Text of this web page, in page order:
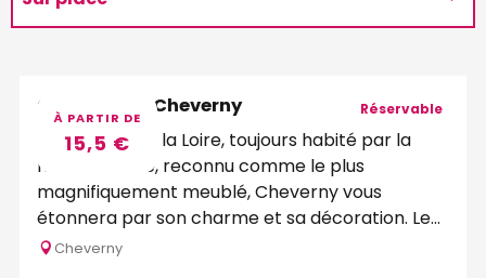
À PARTIR DE
15,5 €
Château de Cheverny
Le château de la Loire, toujours habité par la
même famille, reconnu comme le plus
magnifiquement meublé, Cheverny vous
étonnera par son charme et sa décoration. Le
Domaine de...
Cheverny
Réservable